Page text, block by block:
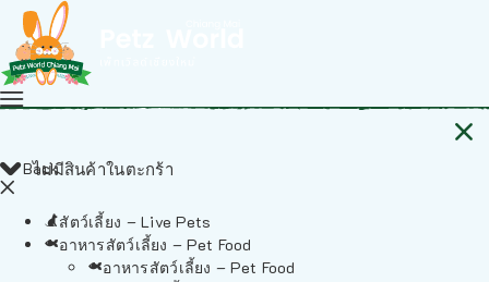
ไม่มีสินค้าในตะกร้า
Back
สัตว์เลี้ยง – Live Pets
อาหารสัตว์เลี้ยง – Pet Food
อาหารสัตว์เลี้ยง – Pet Food